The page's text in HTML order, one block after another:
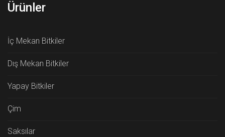
Ürünler
İç Mekan Bitkiler
Dış Mekan Bitkiler
Yapay Bitkiler
Çim
Saksılar